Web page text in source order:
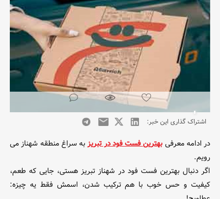
اشتراک گذاری این خبر:
در ادامه معرفی بهترین فست فود در تبریزبه سراغ منطقه شهناز می
رویم.
اگر دنبال بهترین فست فود در شهناز تبریز هستی، جایی که طعم،
کیفیت و حس خوب با هم ترکیب شدن، اسمش فقط یه چیزه: